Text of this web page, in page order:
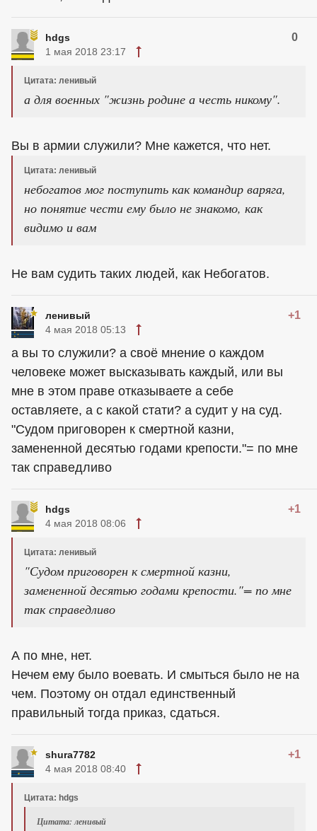
hdgs 0
1 мая 2018 23:17
Цитата: ленивый
а для военных "жизнь родине а честь никому".
Вы в армии служили? Мне кажется, что нет.
Цитата: ленивый
небогатов мог поступить как командир варяга,
но понятие чести ему было не знакомо, как
видимо и вам
Не вам судить таких людей, как Небогатов.
ленивый +1
4 мая 2018 05:13
а вы то служили? а своё мнение о каждом
человеке может высказывать каждый, или вы
мне в этом праве отказываете а себе
оставляете, а с какой стати? а судит у на суд.
"Судом приговорен к смертной казни,
замененной десятью годами крепости."= по мне
так справедливо
hdgs +1
4 мая 2018 08:06
Цитата: ленивый
"Судом приговорен к смертной казни,
замененной десятью годами крепости."= по мне
так справедливо
А по мне, нет.
Нечем ему было воевать. И смыться было не на
чем. Поэтому он отдал единственный
правильный тогда приказ, сдаться.
shura7782 +1
4 мая 2018 08:40
Цитата: hdgs
Цитата: ленивый